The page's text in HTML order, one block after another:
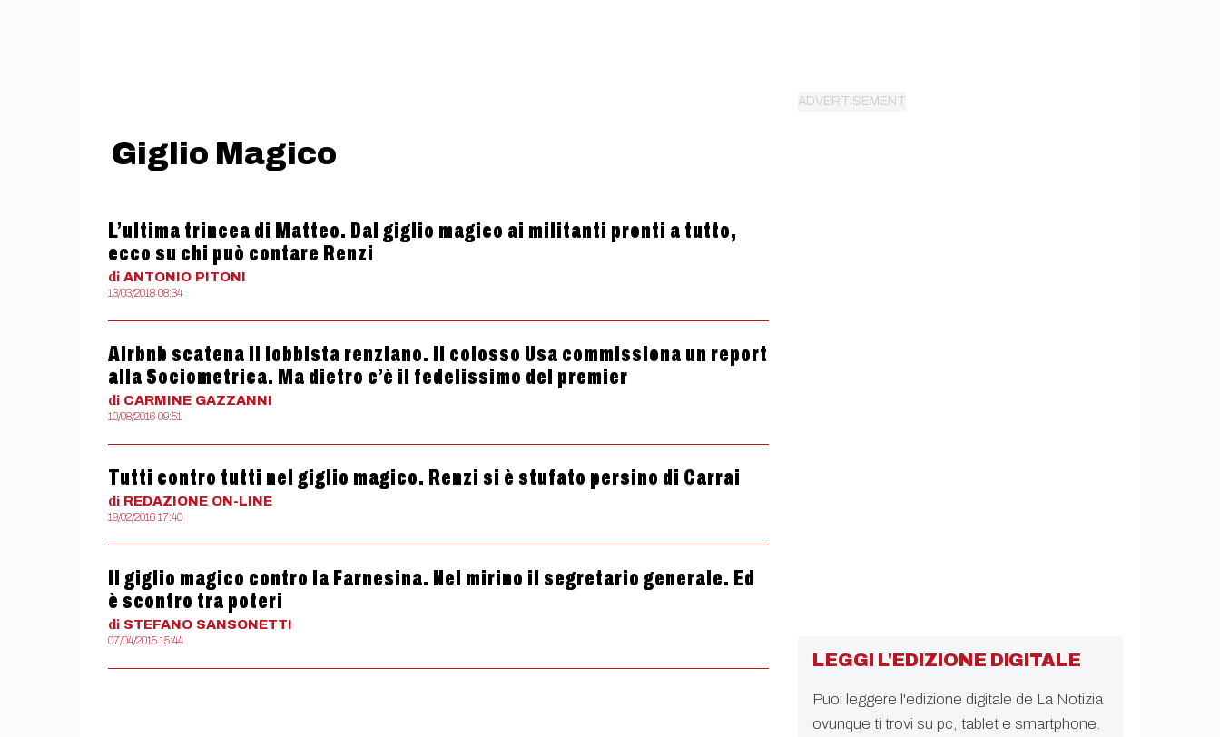
Giglio Magico
L’ultima trincea di Matteo. Dal giglio magico ai militanti pronti a tutto,
ecco su chi può contare Renzi
di ANTONIO PITONI
13/03/2018 08:34
Airbnb scatena il lobbista renziano. Il colosso Usa commissiona un report
alla Sociometrica. Ma dietro c’è il fedelissimo del premier
di CARMINE GAZZANNI
10/08/2016 09:51
Tutti contro tutti nel giglio magico. Renzi si è stufato persino di Carrai
di REDAZIONE ON-LINE
19/02/2016 17:40
Il giglio magico contro la Farnesina. Nel mirino il segretario generale. Ed
è scontro tra poteri
di STEFANO SANSONETTI
07/04/2015 15:44
LEGGI L'EDIZIONE DIGITALE
Puoi leggere l'edizione digitale de La Notizia
ovunque ti trovi su pc, tablet e smartphone.